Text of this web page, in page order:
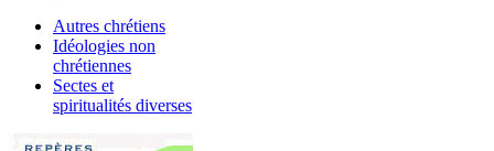
Autres chrétiens
Idéologies non
chrétiennes
Sectes et
spiritualités diverses